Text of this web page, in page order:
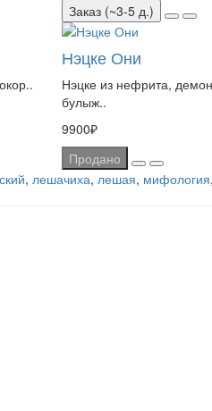
Заказ (~3-5 д.)
Нэцке Они
Нэцке из нефрита,
булыж..
9900₽
Продано
, лешачиха, лешая, мифология,